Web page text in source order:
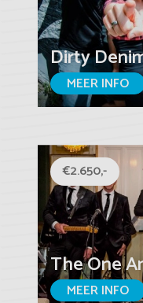
Dirty
MEER INFO
€2.650,-
The One
MEER INFO